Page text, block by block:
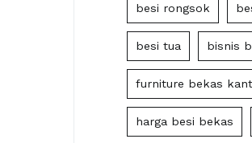
besi rongsok
besi tua bisnis
furniture bekas
harga besi bekas